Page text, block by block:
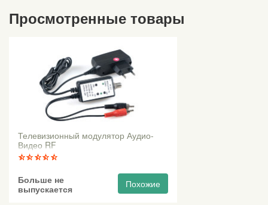
Просмотренные товары
Телевизионный модулятор Аудио-
Видео RF
Больше не
выпускается
Похожие